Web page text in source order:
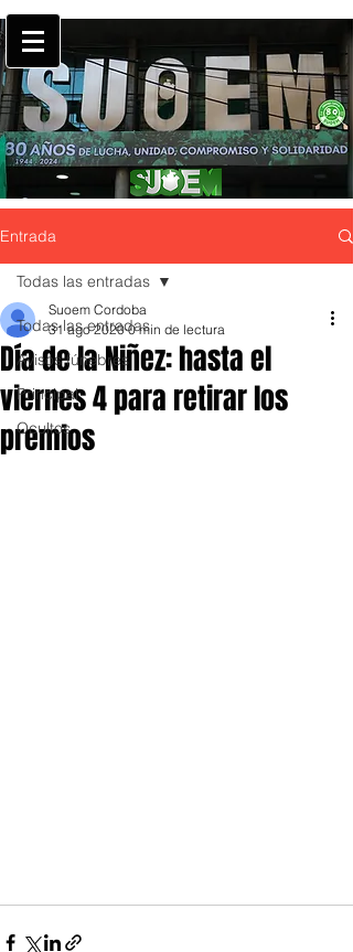
Entrada
Todas las entradas
Avisos fúnebres
Principal
Ocultos
Todas las entradas
Día de la Niñez: hasta el
viernes 4 para retirar los
premios
Suoem Cordoba
31 ago 2020 0 min de lectura